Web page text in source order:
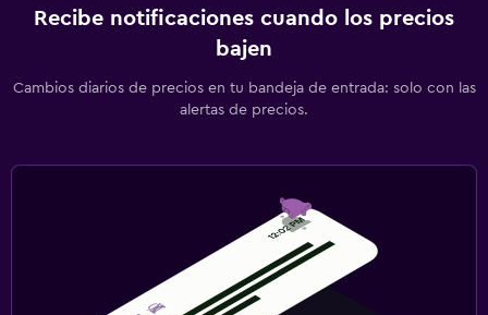
Recibe notificaciones cuando los precios
bajen
Cambios diarios de precios en tu bandeja de entrada: solo con las
alertas de precios.